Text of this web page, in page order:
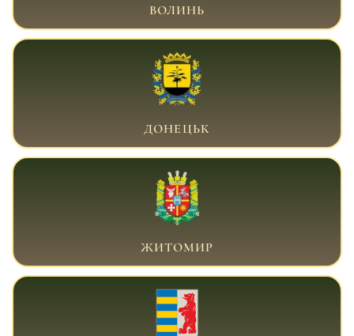
ВОЛИНЬ
ВІЙСЬКОВИЙ АДВОКАТ ДОНЕЦЬК
ДОНЕЦЬК
ВІЙСЬКОВИЙ АДВОКАТ ЖИТОМИР
ЖИТОМИР